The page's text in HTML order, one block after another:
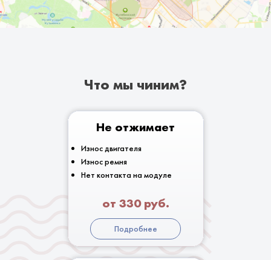
Что мы чиним?
Не отжимает
Износ двигателя
Износ ремня
Нет контакта на модуле
от 330 руб.
Подробнее